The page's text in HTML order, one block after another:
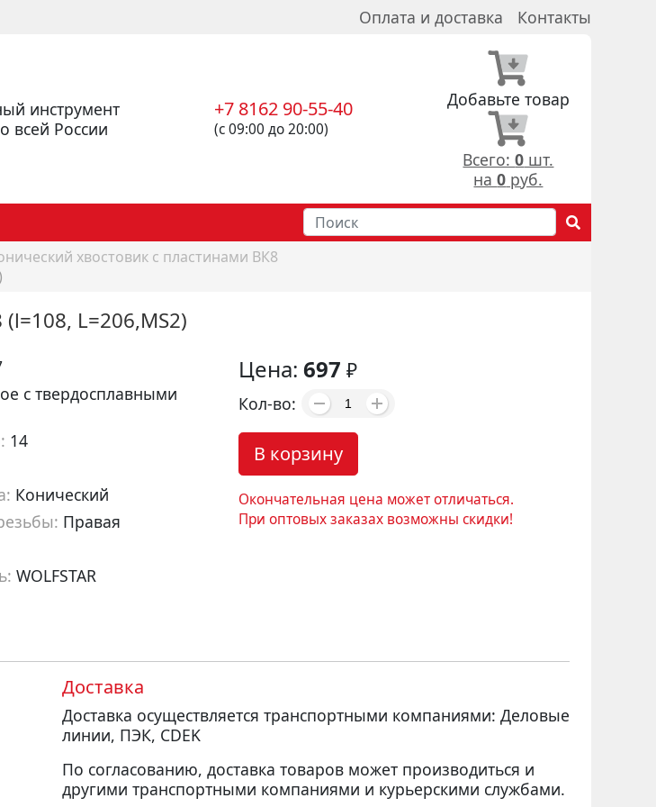
Оплата и доставка Контакты
инструмент
всей России
+7 8162 90-55-40
(с 09:00 до 20:00)
Добавьте товар
Всего:0 шт.
на0 руб.
хвостовик с пластинами ВК8
L=206,MS2)
с твердосплавными
14
Конический
Правая
WOLFSTAR
Цена: 697 ₽
Кол-во:
В корзину
Окончательная цена может отличаться.
При оптовых заказах возможны скидки!
Доставка
Доставка осуществляется транспортными компаниями: Деловые
линии, ПЭК, CDEK
По согласованию, доставка товаров может производиться и
другими транспортными компаниями и курьерскими службами.